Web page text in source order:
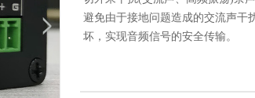
避免由于接地问题造成的交流声干
坏，实现音频信号的安全传输。